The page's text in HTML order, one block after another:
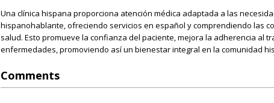
Una clínica hispana proporciona atención médica adaptada a las
hispanohablante, ofreciendo servicios en español y comprendiendo las
salud. Esto promueve la confianza del paciente, mejora la adherencia al
enfermedades, promoviendo así un bienestar integral en la comunidad
Comments